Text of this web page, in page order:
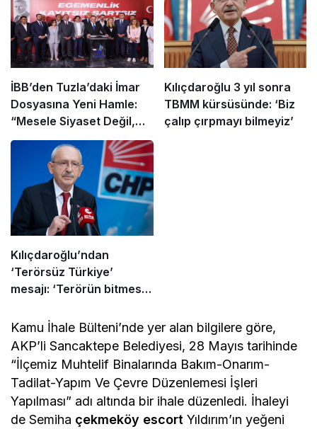
İBB’den Tuzla’daki İmar
Dosyasına Yeni Hamle:
“Mesele Siyaset Değil,
Kamu Yararı”
Kılıçdaroğlu 3 yıl sonra
TBMM kürsüsünde: ‘Biz
çalıp çırpmayı bilmeyiz’
Kılıçdaroğlu’ndan
‘Terörsüz Türkiye’
mesajı: ‘Terörün bitmesi
çizgimizdir’
Kamu İhale Bülteni’nde yer alan bilgilere göre,
AKP’li Sancaktepe Belediyesi, 28 Mayıs tarihinde
“İlçemiz Muhtelif Binalarında Bakım-Onarım-
Tadilat-Yapım Ve Çevre Düzenlemesi İşleri
Yapılması” adı altında bir ihale düzenledi. İhaleyi
de Semiha çekmeköy escort Yıldırım’ın yeğeni